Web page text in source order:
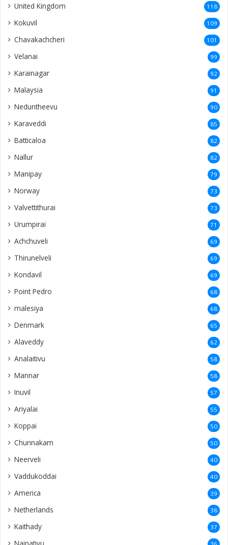
United Kingdom 118
Kokuvil 109
Chavakachcheri 101
Velanai 99
Karainagar 92
Malaysia 91
Neduntheevu 90
Karaveddi 85
Batticaloa 82
Nallur 82
Manipay 79
Norway 73
Valvettithurai 73
Urumpirai 71
Achchuveli 69
Thirunelveli 69
Kondavil 69
Point Pedro 68
malesiya 68
Denmark 65
Alaveddy 62
Analaitivu 58
Mannar 58
Inuvil 57
Ariyalai 55
Koppai 50
Chunnakam 50
Neerveli 40
Vaddukoddai 40
America 39
Netherlands 38
Kaithady 37
Nainativu